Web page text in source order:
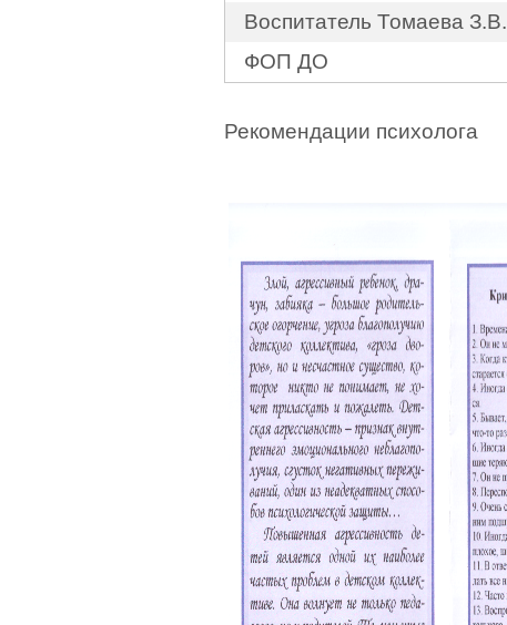
Воспитатель Томаева З.В.
ФОП ДО
Рекомендации психолога